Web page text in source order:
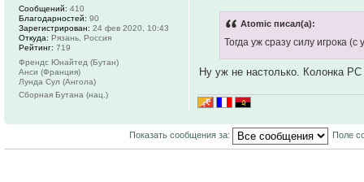
Atomic писал(а):
Тогда уж сразу силу игрока
Ну уж не настолько. Колонка
Сообщений: 410
Благодарностей: 90
Зарегистрирован: 24 фев 2020, 10:43
Откуда: Рязань, Россия
Рейтинг: 719
Френдс Юнайтед (Бутан)
Анси (Франция)
Лунда Сул (Ангола)
Сборная Бутана (нац.)
Показать сообщения за: Поле